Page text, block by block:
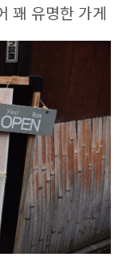
꽤 유명한 가게